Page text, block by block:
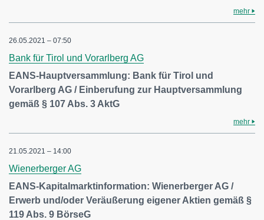
mehr
26.05.2021 – 07:50
Bank für Tirol und Vorarlberg AG
EANS-Hauptversammlung: Bank für Tirol und
Vorarlberg AG / Einberufung zur Hauptversammlung
gemäß § 107 Abs. 3 AktG
mehr
21.05.2021 – 14:00
Wienerberger AG
EANS-Kapitalmarktinformation: Wienerberger AG /
Erwerb und/oder Veräußerung eigener Aktien gemäß §
119 Abs. 9 BörseG